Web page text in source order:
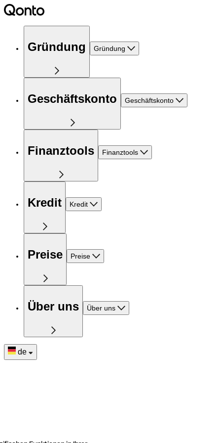
Gründung Gründung
Geschäftskonto Geschäftskonto
Finanztools Finanztools
Kredit Kredit
Preise Preise
Über uns Über uns
de